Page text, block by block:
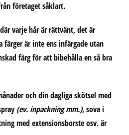
företaget såklart.
varje hår är rättvänt, det är
färger är inte ens infärgade utan
färg för att bibehålla en så bra
och din dagliga skötsel med
(ev. inpackning mm.),sova i
med extensionsborste osv. är